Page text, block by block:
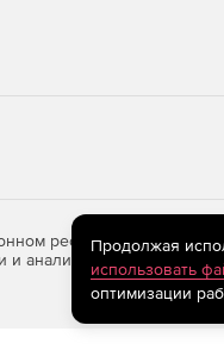
ресурсе
и анализа сведений,
Продолжая
использовать
оптимизации